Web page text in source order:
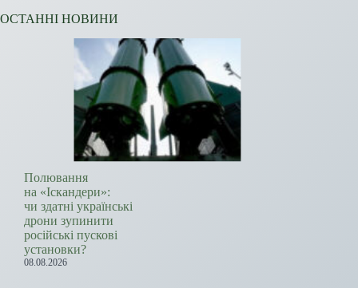
ОСТАННІ НОВИНИ
Полювання
на «Іскандери»:
чи здатні українські
дрони зупинити
російські пускові
установки?
08.08.2026